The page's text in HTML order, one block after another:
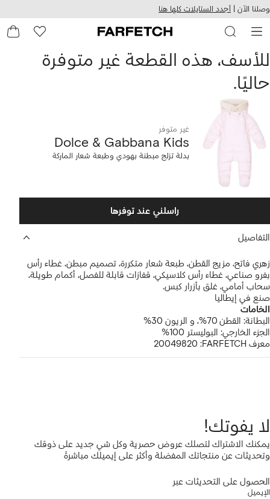
التخطي
للمحتوى
الرئيسي
وصلنا الآن | أجدد الستايلات كلها هنا
Dolce
&
Gabbana
Kids
بدلة
تزلج
مبطنة
بهودي
وطبعة
شعار
الماركة
للأسف، هذه القطعة غير متوفرة
حاليًا.
غير متوفر
Dolce & Gabbana Kids
بدلة تزلج مبطنة بهودي وطبعة شعار الماركة
راسلني عند توفرها
التفاصيل
زهري فاتح، مزيج القطن، طبعة شعار متكررة، تصميم مبطن، غطاء رأس
بفرو صناعي، غطاء رأس كلاسيكي، قفازات قابلة للفصل، أكمام طويلة،
سحاب أمامي، غلق بأزرار كبس.
صنع في إيطاليا
الخامات
البطانة: القطن 70%، و
الريون 30%
الجزء الخارجي: البوليستر 100%
معرف FARFETCH:
20049820
لا يفوتك!
يمكنك الاشتراك لتصلك عروض حصرية وكل شي جديد على ذوقك
وتحديثات عن منتجاتك المفضلة وأكثر على إيميلك مباشرةً
الحصول على التحديثات عبر
الإيميل